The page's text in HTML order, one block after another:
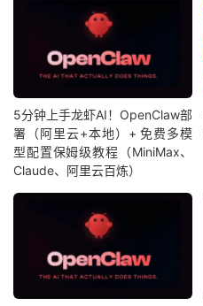
5分钟上手龙虾AI！OpenClaw部
署（阿里云+本地）+ 免费多模
型配置保姆级教程（MiniMax、
Claude、阿里云百炼）